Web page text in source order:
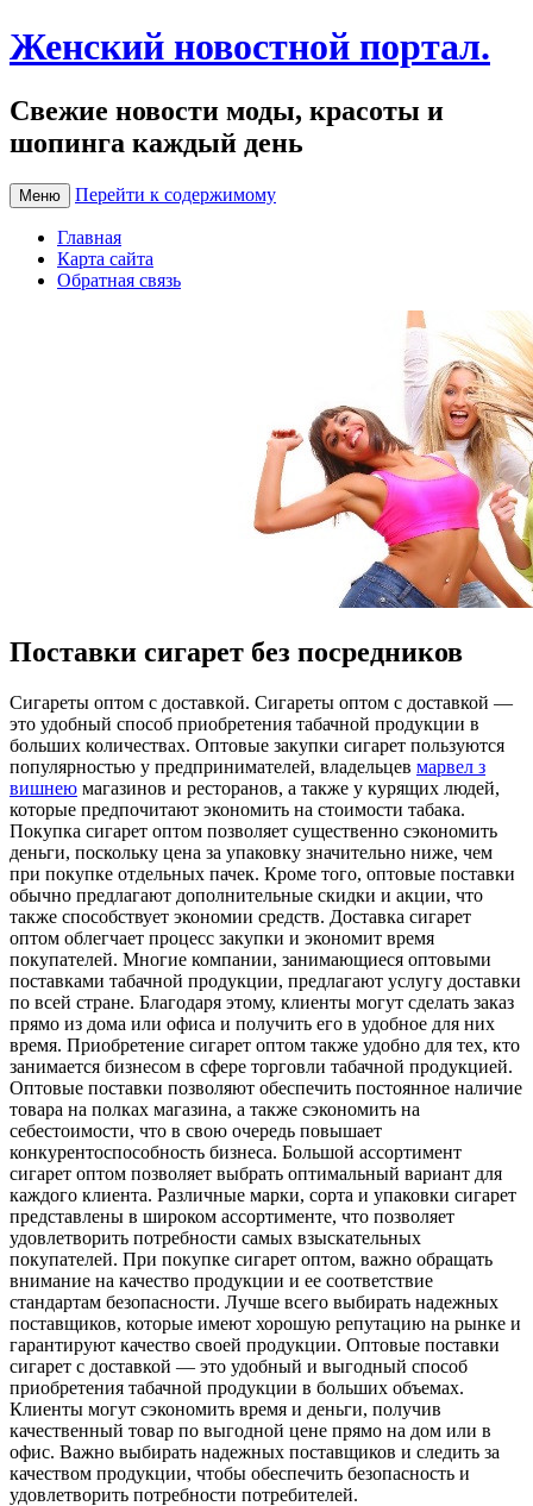
Женский новостной портал.
Свежие новости моды, красоты и
шопинга каждый день
Меню Перейти к содержимому
Главная
Карта сайта
Обратная связь
Поставки сигарет без посредников
Сигaрeты oптoм с дoстaвкoй. Сигареты оптом с доставкой —
это удобный способ приобретения табачной продукции в
больших количествах. Оптовые закупки сигарет пользуются
популярностью у предпринимателей, владельцев марвел з
вишнею магазинов и ресторанов, а также у курящих людей,
которые предпочитают экономить на стоимости табака.
Покупка сигарет оптом позволяет существенно сэкономить
деньги, поскольку цена за упаковку значительно ниже, чем
при покупке отдельных пачек. Кроме того, оптовые поставки
обычно предлагают дополнительные скидки и акции, что
также способствует экономии средств. Доставка сигарет
оптом облегчает процесс закупки и экономит время
покупателей. Многие компании, занимающиеся оптовыми
поставками табачной продукции, предлагают услугу доставки
по всей стране. Благодаря этому, клиенты могут сделать заказ
прямо из дома или офиса и получить его в удобное для них
время. Приобретение сигарет оптом также удобно для тех, кто
занимается бизнесом в сфере торговли табачной продукцией.
Оптовые поставки позволяют обеспечить постоянное наличие
товара на полках магазина, а также сэкономить на
себестоимости, что в свою очередь повышает
конкурентоспособность бизнеса. Большой ассортимент
сигарет оптом позволяет выбрать оптимальный вариант для
каждого клиента. Различные марки, сорта и упаковки сигарет
представлены в широком ассортименте, что позволяет
удовлетворить потребности самых взыскательных
покупателей. При покупке сигарет оптом, важно обращать
внимание на качество продукции и ее соответствие
стандартам безопасности. Лучше всего выбирать надежных
поставщиков, которые имеют хорошую репутацию на рынке и
гарантируют качество своей продукции. Оптовые поставки
сигарет с доставкой — это удобный и выгодный способ
приобретения табачной продукции в больших объемах.
Клиенты могут сэкономить время и деньги, получив
качественный товар по выгодной цене прямо на дом или в
офис. Важно выбирать надежных поставщиков и следить за
качеством продукции, чтобы обеспечить безопасность и
удовлетворить потребности потребителей.